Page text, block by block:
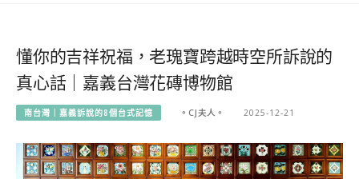
懂你的吉祥祝福，老瑰寶跨越時空所訴說的
真心話｜嘉義台灣花磚博物館
南台灣｜嘉義訴說的8個台式記憶 。CJ夫人。 2025-12-21